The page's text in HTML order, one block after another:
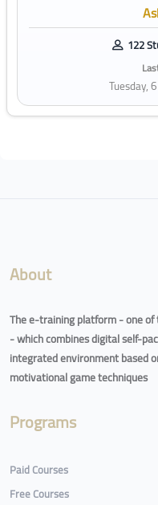
122
Tuesday,
About
The e-training platform - one
- which combines digital self-
integrated environment based
motivational game techniques
Programs
Paid Courses
Free Courses